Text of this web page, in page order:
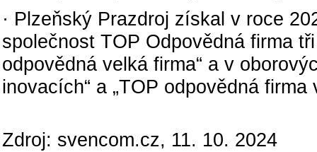
· Plzeňský Prazdroj získal v roce
společnost TOP Odpovědná firma
odpovědná velká firma“ a v
inovacích“ a „TOP odpovědná
Zdroj: svencom.cz, 11. 10. 2024